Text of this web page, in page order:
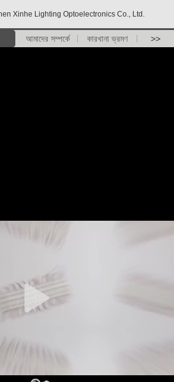
Xinhe Lighting Optoelectronics Co., Ltd.
আমাদের সম্পর্কে কারখানা ভ্রমণ >>